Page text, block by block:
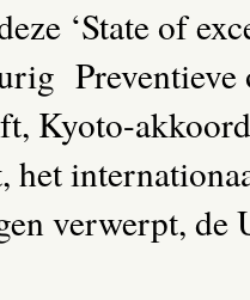
‘State of
Preventieve
Kyoto-
het
verwerpt,